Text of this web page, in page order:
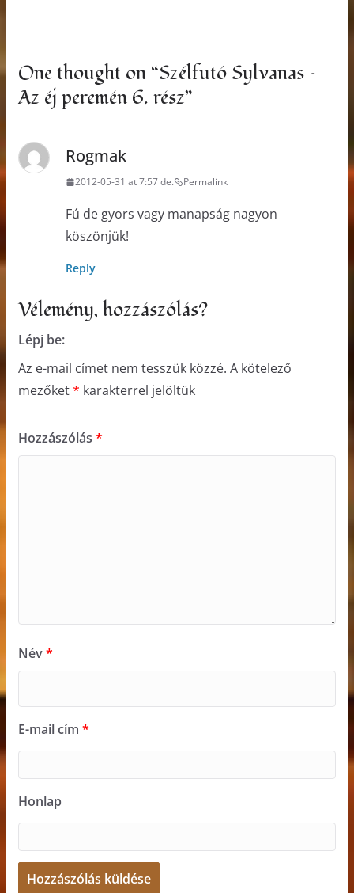
One thought on “Szélfutó Sylvanas –
Az éj peremén 6. rész”
Rogmak
2012-05-31 at 7:57 de. Permalink
Fú de gyors vagy manapság nagyon
köszönjük!
Reply
Vélemény, hozzászólás?
Lépj be:
Az e-mail címet nem tesszük közzé. A kötelező
mezőket* karakterrel jelöltük
Hozzászólás *
Név*
E-mail cím *
Honlap